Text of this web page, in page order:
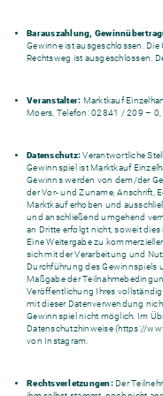
Barauszahlung,
Gewinne ist ausgeschlossen.
Rechtsweg ist ausgeschlossen.
Veranstalter: Marktkauf
Moers, Telefon: 02841 / 209 – 0,
Datenschutz:Verantwortliche
Gewinnspiel ist Marktkauf
Gewinns werden von dem/der
der Vor- und Zuname, Anschrift,
Marktkauf erhoben und
und anschließend umgehend
an Dritte erfolgt nicht, soweit
Eine Weitergabe zu
sich mit der Verarbeitung und
Durchführung des Gewinnspiels
Maßgabe der
Veröffentlichung Ihres
mit dieser Datenverwendung
Gewinnspiel nicht möglich. Im
Datenschutzhinweise (https://
von Instagram.
Rechtsverletzungen:Der